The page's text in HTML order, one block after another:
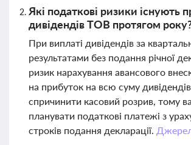
Які податкові ризики існують
дивідендів ТОВ протягом
При виплаті дивідендів за
результатами без подання річної
ризик нарахування авансового
на прибуток на всю суму
спричинити касовий розрив, тому
планувати податкові платежі з
строків подання декларації.